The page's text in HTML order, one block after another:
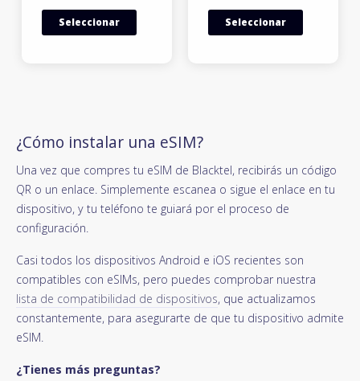
Seleccionar Seleccionar
¿Cómo instalar una eSIM?
Una vez que compres tu eSIM de Blacktel, recibirás un código
QR o un enlace. Simplemente escanea o sigue el enlace en tu
dispositivo, y tu teléfono te guiará por el proceso de
configuración.
Casi todos los dispositivos Android e iOS recientes son
compatibles con eSIMs, pero puedes comprobar nuestra
lista de compatibilidad de dispositivos, que actualizamos
constantemente, para asegurarte de que tu dispositivo admite
eSIM.
¿Tienes más preguntas?